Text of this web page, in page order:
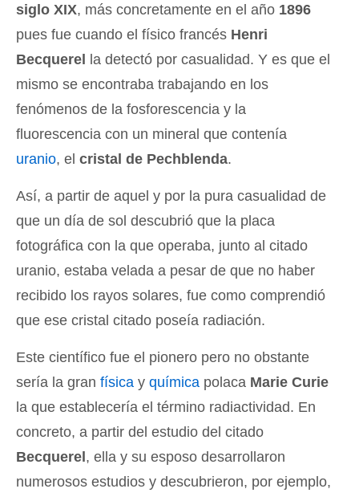
siglo XIX, más concretamente en el año 1896
pues fue cuando el físico francés Henri
Becquerel la detectó por casualidad. Y es que el
mismo se encontraba trabajando en los
fenómenos de la fosforescencia y la
fluorescencia con un mineral que contenía
uranio, el cristal de Pechblenda.
Así, a partir de aquel y por la pura casualidad de
que un día de sol descubrió que la placa
fotográfica con la que operaba, junto al citado
uranio, estaba velada a pesar de que no haber
recibido los rayos solares, fue como comprendió
que ese cristal citado poseía radiación.
Este científico fue el pionero pero no obstante
sería la gran física y química polaca Marie Curie
la que establecería el término radiactividad. En
concreto, a partir del estudio del citado
Becquerel, ella y su esposo desarrollaron
numerosos estudios y descubrieron, por ejemplo,